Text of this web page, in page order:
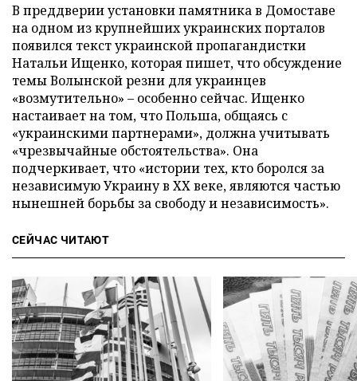
В преддверии установки памятника в Домоставе
на одном из крупнейших украинских порталов
появился текст украинской пропагандистки
Натальи Ищенко, которая пишет, что обсуждение
темы Волынской резни для украинцев
«возмутительно» – особенно сейчас. Ищенко
настаивает на том, что Польша, общаясь с
«украинскими партнерами», должна учитывать
«чрезвычайные обстоятельства». Она
подчеркивает, что «истории тех, кто боролся за
независимую Украину в ХХ веке, являются частью
нынешней борьбы за свободу и независимость».
СЕЙЧАС ЧИТАЮТ